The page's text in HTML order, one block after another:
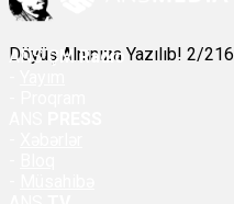
Döyüş Alnınıza Yazılıb! 2/216
ANSÇM Radio